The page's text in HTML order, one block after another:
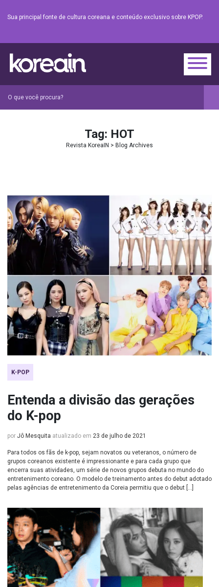
Sua principal fonte de cultura coreana e conteúdo exclusivo sobre KPOP.
Tag: HOT
Revista KoreaIN > Blog Archives
K-POP
Entenda a divisão das gerações
do K-pop
por Jô Mesquita atualizado em 23 de julho de 2021
Para todos os fãs de k-pop, sejam novatos ou veteranos, o número de
grupos coreanos existente é impressionante e para cada grupo que
encerra suas atividades, um série de novos grupos debuta no mundo do
entretenimento coreano. O modelo de treinamento antes do debut adotado
pelas agências de entretenimento da Coreia permitiu que o debut […]